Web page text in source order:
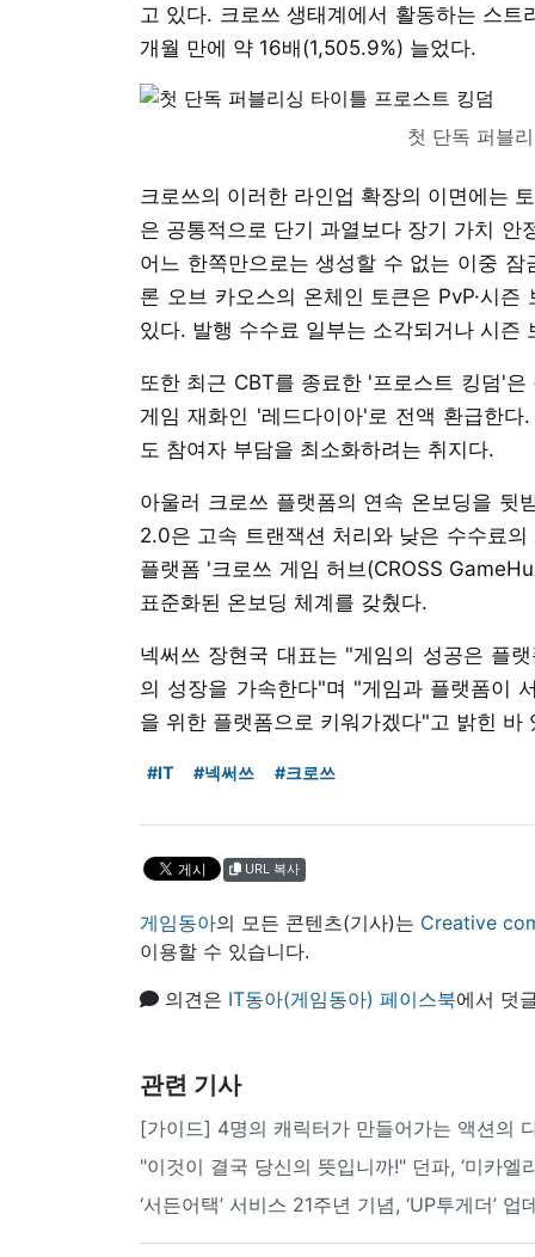
고 있다. 크로쓰 생태계에서 활동하는 스
개월 만에 약 16배(1,505.9%) 늘었다.
첫 단독 퍼블
크로쓰의 이러한 라인업 확장의 이면에는
은 공통적으로 단기 과열보다 장기 가치 안
어느 한쪽만으로는 생성할 수 없는 이중
론 오브 카오스의 온체인 토큰은 PvP·시
있다. 발행 수수료 일부는 소각되거나 시즌
또한 최근 CBT를 종료한 '프로스트 킹덤'
게임 재화인 '레드다이아'로 전액 환급한
도 참여자 부담을 최소화하려는 취지다.
아울러 크로쓰 플랫폼의 연속 온보딩을 뒷
2.0은 고속 트랜잭션 처리와 낮은 수수료
플랫폼 '크로쓰 게임 허브(CROSS
표준화된 온보딩 체계를 갖췄다.
넥써쓰 장현국 대표는 "게임의 성공은 플
의 성장을 가속한다"며 "게임과 플랫폼이
을 위한 플랫폼으로 키워가겠다"고 밝힌 바
#IT #넥써쓰 #크로쓰
URL 복사
게임동아의 모든 콘텐츠(기사)는 Creative
이용할 수 있습니다.
의견은 IT동아(게임동아) 페이스북에서 덧
관련 기사
[가이드] 4명의 캐릭터가 만들어가는 액션의
"이것이 결국 당신의 뜻입니까!" 던파, ‘미카엘
‘서든어택’ 서비스 21주년 기념, ‘UP투게더’ 업